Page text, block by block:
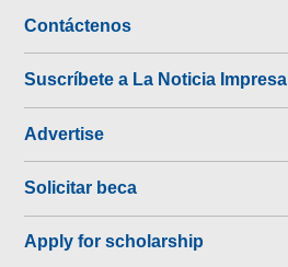
Contáctenos
Suscríbete a La Noticia Impresa
Advertise
Solicitar beca
Apply for scholarship